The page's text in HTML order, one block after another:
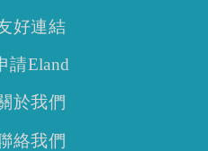
好連結
請Eland
於我們
絡我們